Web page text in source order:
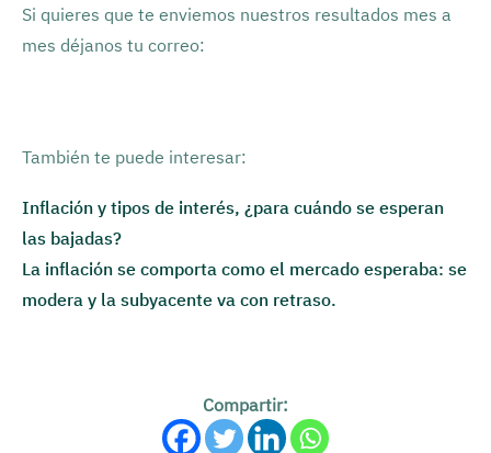
Si quieres que te enviemos nuestros resultados mes a
mes déjanos tu correo:
También te puede interesar:
Inflación y tipos de interés, ¿para cuándo se esperan
las bajadas?
La inflación se comporta como el mercado esperaba: se
modera y la subyacente va con retraso.
Compartir: